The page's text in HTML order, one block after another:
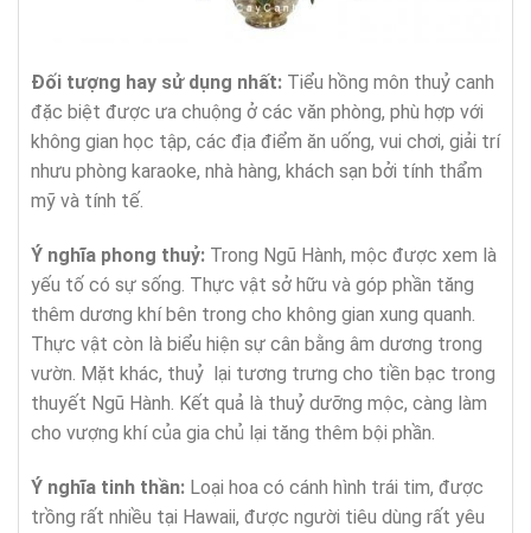
Đối tượng hay sử dụng nhất: Tiểu hồng môn thuỷ canh
đặc biệt được ưa chuộng ở các văn phòng, phù hợp với
không gian học tập, các địa điểm ăn uống, vui chơi, giải trí
nhưu phòng karaoke, nhà hàng, khách sạn bởi tính thẩm
mỹ và tính tế.
Ý nghĩa phong thuỷ: Trong Ngũ Hành, mộc được xem là
yếu tố có sự sống. Thực vật sở hữu và góp phần tăng
thêm dương khí bên trong cho không gian xung quanh.
Thực vật còn là biểu hiện sự cân bằng âm dương trong
vườn. Mặt khác, thuỷ lại tương trưng cho tiền bạc trong
thuyết Ngũ Hành. Kết quả là thuỷ dưỡng mộc, càng làm
cho vượng khí của gia chủ lại tăng thêm bội phần.
Ý nghĩa tinh thần: Loại hoa có cánh hình trái tim, được
trồng rất nhiều tại Hawaii, được người tiêu dùng rất yêu